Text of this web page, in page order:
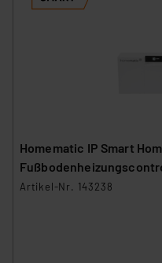
Homematic IP Smart
FAL24-C10
Artikel-Nr. 143238